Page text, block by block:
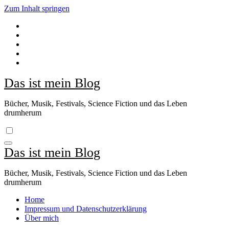
Zum Inhalt springen
Das ist mein Blog
Bücher, Musik, Festivals, Science Fiction und das Leben
drumherum
Das ist mein Blog
Bücher, Musik, Festivals, Science Fiction und das Leben
drumherum
Home
Impressum und Datenschutzerklärung
Über mich